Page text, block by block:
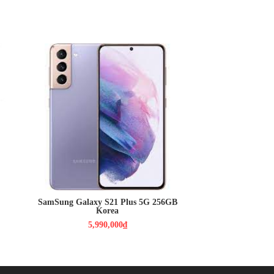
5,990,000₫
Màn hình: Dynamic AMOLED 2X,
6.7", Quad HD+ (2K+)
HDH : Android 12
CPU : Exynos 2100
RAM : 8GB / ROM : 256GB
CAMERA : Chính 12 MP & Phụ 64
SamSung Galaxy S21 Plus 5G 256GB
Korea
5,990,000₫